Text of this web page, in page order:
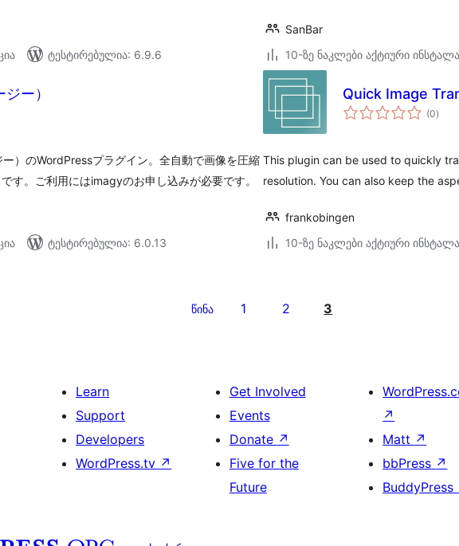
ტესტირებულია: 6.9.6
SanBar
10-ზე ნაკლები აქტიური
ー）
）のWordPressプラグイン。全自動で画像を圧縮
す。ご利用にはimagyのお申し込みが必要です。
ტესტირებულია: 6.0.13
Quick Image
(0)
This plugin can be used to quickly
resolution. You can also keep the
frankobingen
10-ზე ნაკლები აქტიური
წინა 1 2 3
Learn
Support
Developers
WordPress.tv ↗
Get Involved
Events
Donate ↗
Five for the
Future
↗
Matt ↗
bbPress ↗
BuddyPress